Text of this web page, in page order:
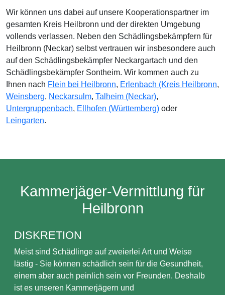
Wir können uns dabei auf unsere Kooperationspartner im
gesamten Kreis Heilbronn und der direkten Umgebung
vollends verlassen. Neben den Schädlingsbekämpfern für
Heilbronn (Neckar) selbst vertrauen wir insbesondere auch
auf den Schädlingsbekämpfer Neckargartach und den
Schädlingsbekämpfer Sontheim. Wir kommen auch zu
Ihnen nach Flein bei Heilbronn, Erlenbach (Kreis Heilbronn,
Weinsberg, Neckarsulm, Talheim (Neckar),
Untergruppenbach, Ellhofen (Württemberg) oder
Leingarten.
Kammerjäger-Vermittlung für
Heilbronn
DISKRETION
Meist sind Schädlinge auf zweierlei Art und Weise
lästig - Sie können schädlich sein für die Gesundheit,
einem aber auch peinlich sein vor Freunden. Deshalb
ist es unseren Kammerjägern und